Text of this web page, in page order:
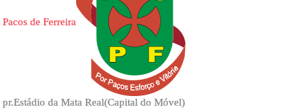
Pacos de Ferreira
pr.Estádio da Mata Real(Capital do Móvel)